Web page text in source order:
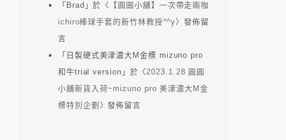
「 Brad 」於〈
【圓圓小舖】一次帶走兩咖
ichiro棒球手套的新竹林教授^^y〉發佈留
言
「 日製硬式美津濃大M金標 mizuno pro
和牛trial version 」於〈2023.1.28 圓圓
小舖新貨入荷~mizuno pro 美津濃大M金
標特別企劃 〉發佈留言